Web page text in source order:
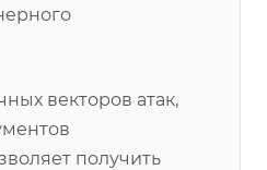
векторов атак,
получить